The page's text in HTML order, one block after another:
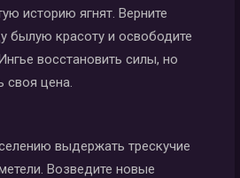
историю ягнят. Верните
былую красоту и освободите
восстановить силы, но
своя цена.
выдержать трескучие
Возведите новые